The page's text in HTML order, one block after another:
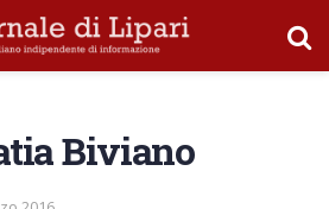
Biviano